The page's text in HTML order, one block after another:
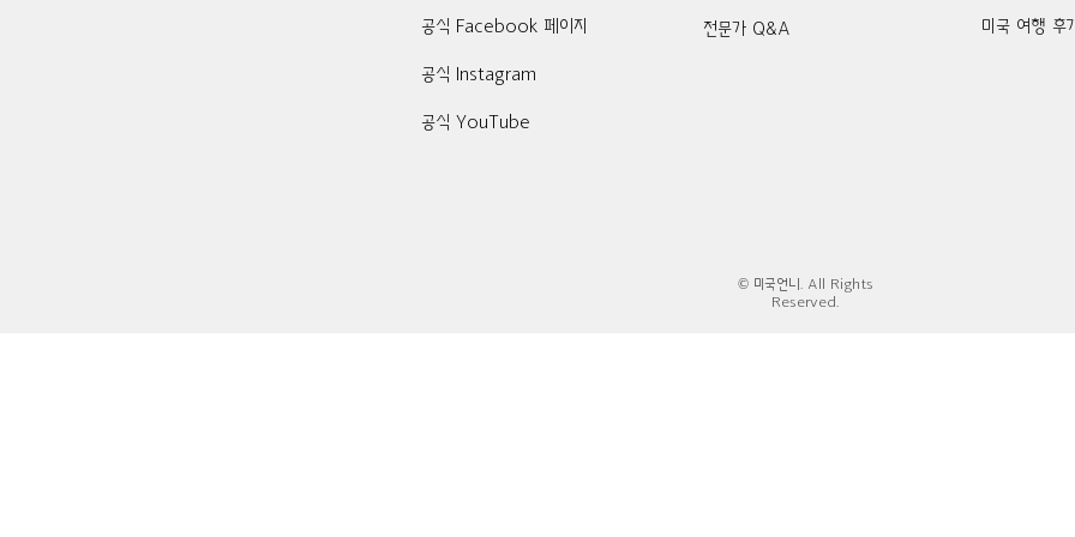
공식 Facebook 페이지
공식 Instagram
공식 YouTube
전문가 Q&A 미국 여행 후
© 미국언니. All Rights
Reserved.